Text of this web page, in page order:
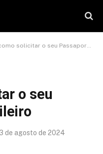
solicitar o seu Passaporte Brasileiro
o seu
de agosto de 2024